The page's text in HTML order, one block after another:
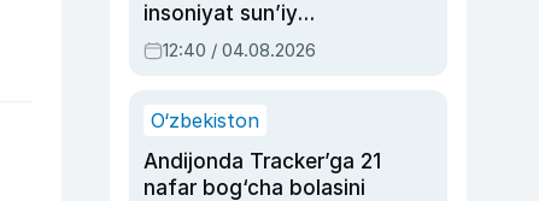
insoniyat sun’iy
intellektni boshqara
olmay qolishidan xavotir
12:40 / 04.08.2026
O‘zbekiston
Andijonda Tracker’ga 21
nafar bog‘cha bolasini